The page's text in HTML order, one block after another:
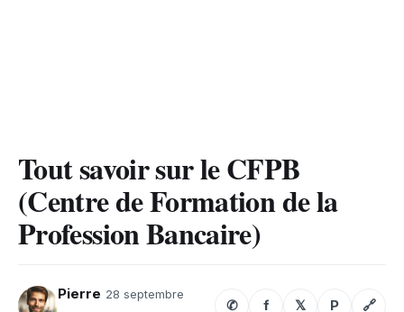
Tout savoir sur le CFPB
(Centre de Formation de la
Profession Bancaire)
Pierre 28 septembre
✆ f 𝕏 P 🔗